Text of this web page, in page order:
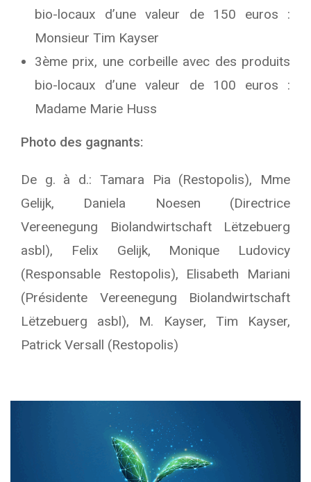
bio-locaux d’une valeur de 150 euros :
Monsieur Tim Kayser
3ème prix, une corbeille avec des produits
bio-locaux d’une valeur de 100 euros :
Madame Marie Huss
Photo des gagnants:
De g. à d.: Tamara Pia (Restopolis), Mme
Gelijk, Daniela Noesen (Directrice
Vereenegung Biolandwirtschaft Lëtzebuerg
asbl), Felix Gelijk, Monique Ludovicy
(Responsable Restopolis), Elisabeth Mariani
(Présidente Vereenegung Biolandwirtschaft
Lëtzebuerg asbl), M. Kayser, Tim Kayser,
Patrick Versall (Restopolis)